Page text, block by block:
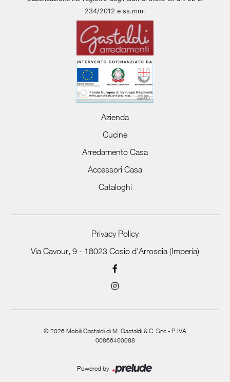
234/2012 e ss.mm.
Azienda
Cucine
Arredamento Casa
Accessori Casa
Cataloghi
Privacy Policy
Via Cavour, 9 - 18023 Cosio d'Arroscia (Imperia)
© 2026 Mobili Gastaldi di M. Gastaldi & C. Snc - P.IVA
00866400088
Powered by